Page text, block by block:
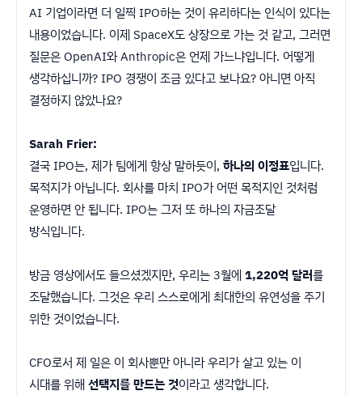
AI 기업이라면 더 일찍 IPO하는 것이 유리하다는 인식이 있다는
내용이었습니다. 이제 SpaceX도 상장으로 가는 것 같고, 그러면
질문은 OpenAI와 Anthropic은 언제 가느냐입니다. 어떻게
생각하십니까? IPO 경쟁이 조금 있다고 보나요? 아니면 아직
결정하지 않았나요?
Sarah Frier:
결국 IPO는, 제가 팀에게 항상 말하듯이, 하나의 이정표입니다.
목적지가 아닙니다. 회사를 마치 IPO가 어떤 목적지인 것처럼
운영하면 안 됩니다. IPO는 그저 또 하나의 자금조달
방식입니다.
방금 영상에서도 들으셨겠지만, 우리는 3월에1,220억 달러를
조달했습니다. 그것은 우리 스스로에게 최대한의 유연성을 주기
위한 것이었습니다.
CFO로서 제 일은 이 회사뿐만 아니라 우리가 살고 있는 이
시대를 위해선택지를 만드는 것이라고 생각합니다.